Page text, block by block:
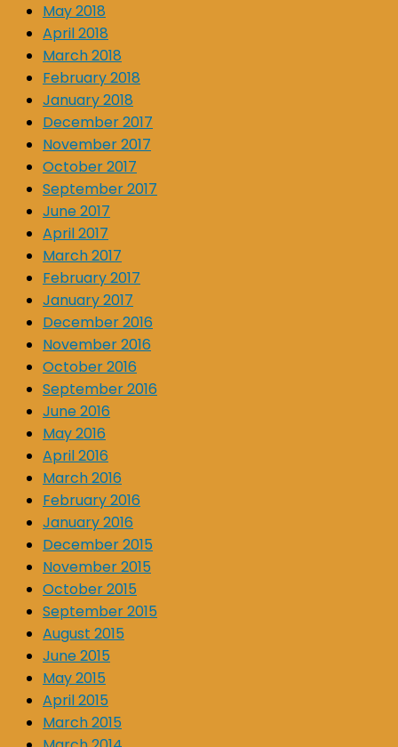
May 2018
April 2018
March 2018
February 2018
January 2018
December 2017
November 2017
October 2017
September 2017
June 2017
April 2017
March 2017
February 2017
January 2017
December 2016
November 2016
October 2016
September 2016
June 2016
May 2016
April 2016
March 2016
February 2016
January 2016
December 2015
November 2015
October 2015
September 2015
August 2015
June 2015
May 2015
April 2015
March 2015